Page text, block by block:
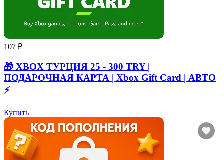
107 ₽
🎁 XBOX ТУРЦИЯ 25 - 300 TRY |
ПОДАРОЧНАЯ КАРТА | Xbox Gift Card | АВТО
⚡
Купить